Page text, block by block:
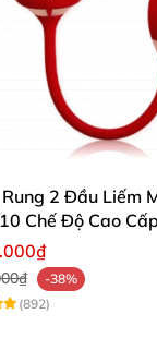
bỉ và an toàn tối
2 Đầu Liếm
Chế Độ Cao Cấp
-38%
(892)